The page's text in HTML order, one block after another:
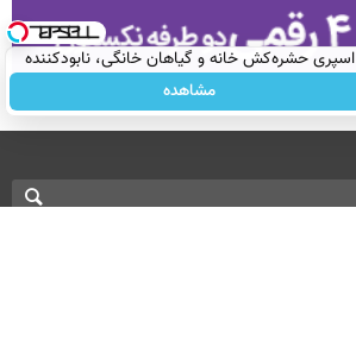
اسپری حشره‌کش خانه و گیاهان خانگی، نابودکننده
انواع حشرات خانگی و آفات
مشاهده